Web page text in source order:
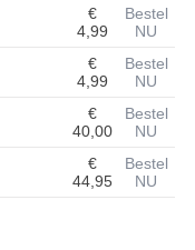
€
4,99
Bestel
NU
€
4,99
Bestel
NU
€
40,00
Bestel
NU
€
44,95
Bestel
NU